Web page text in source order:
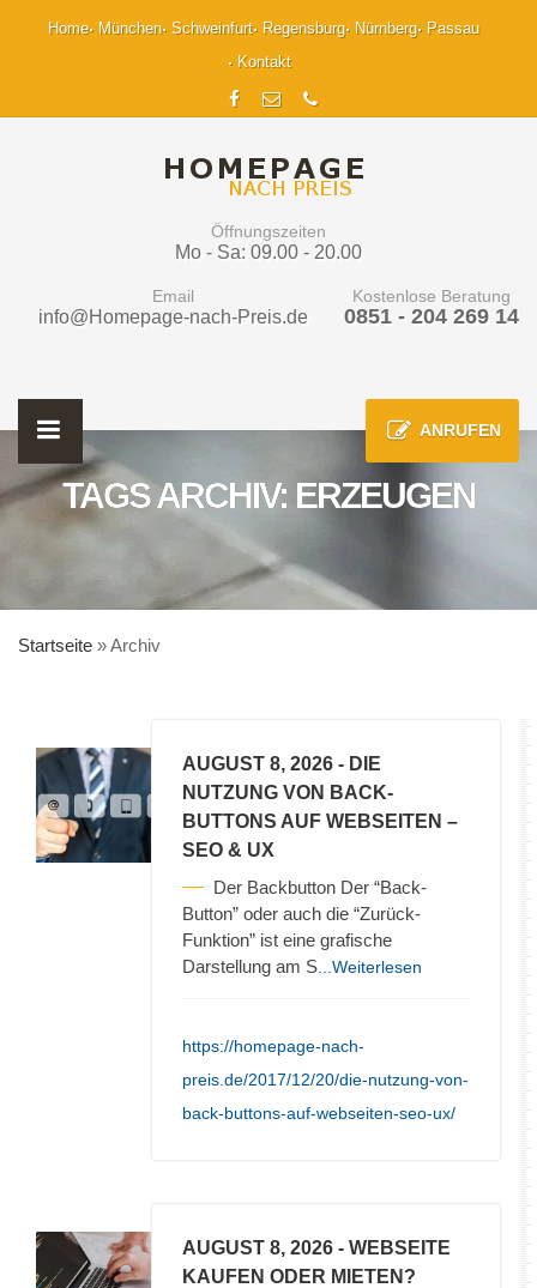
Home München Schweinfurt Regensburg Nürnberg
Passau
Kontakt
Öffnungszeiten
Mo - Sa: 09.00 - 20.00
Email
info@Homepage-nach-Preis.de
Kostenlose Beratung
0851 - 204 269 14
ANRUFEN
TAGS ARCHIV: ERZEUGEN
Startseite »Archiv
AUGUST 8, 2026 - DIE
NUTZUNG VON BACK-
BUTTONS AUF WEBSEITEN –
SEO & UX
Der Backbutton Der “Back-
Button” oder auch die “Zurück-
Funktion” ist eine grafische
Darstellung am S ...Weiterlesen
https://homepage-nach-
preis.de/2017/12/20/die-nutzung-von-
back-buttons-auf-webseiten-seo-ux/
AUGUST 8, 2026 - WEBSEITE
KAUFEN ODER MIETEN?